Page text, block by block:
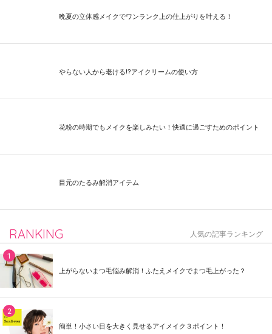
晩夏の立体感メイクでワンランク上の仕上がりを叶える！
やらない人から老ける⁉アイクリームの使い方
花粉の時期でもメイクを楽しみたい！快適に過ごすためのポイント
目元のたるみ解消アイテム
RANKING 人気の記事ランキング
上がらないまつ毛悩み解消！ふたえメイクでまつ毛上がった？
簡単！小さい目を大きく見せるアイメイク３ポイント！